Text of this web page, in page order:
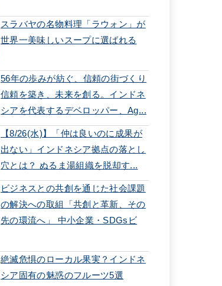
スラバヤの名物料理「ラウォン」が
世界一美味しいスープに選ばれる
56年の歩みが紡ぐ、信頼の街づくり
信頼を築き、未来を創る。インドネ
シアを代表するデベロッパー、Ag...
【8/26(水)】「仲は良いのに成果が
出ない」インドネシア拠点の落とし
穴とは？ ぬるま湯組織を脱却す...
ビジネスとの共創を通じた社会課題
の解決への取組「共創と革新、その
先の環流へ」 中小企業・SDGsビ
絶滅危惧のローカル果実？インドネ
シア固有の魅惑のフルーツ5選